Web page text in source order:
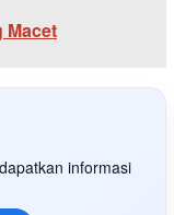
Macet
informasi